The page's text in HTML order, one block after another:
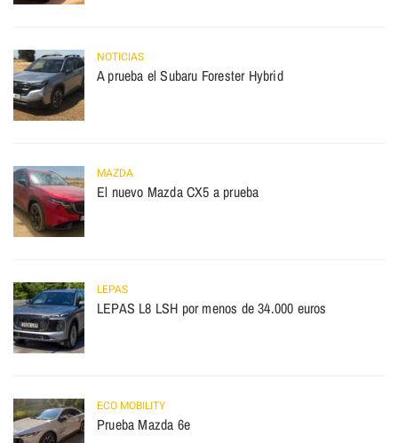
NOTICIAS
A prueba el Subaru Forester Hybrid
MAZDA
El nuevo Mazda CX5 a prueba
LEPAS
LEPAS L8 LSH por menos de 34.000 euros
ECO MOBILITY
Prueba Mazda 6e